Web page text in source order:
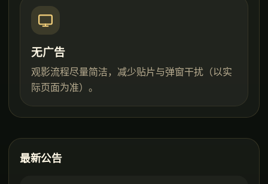
无广告
观影流程尽量简洁，减少贴片与弹窗干扰（以实
际页面为准）。
最新公告